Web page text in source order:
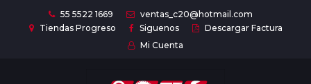
55 5522 1669
ventas_c20@hotmail.com
Tiendas Progreso
Siguenos
Descargar Factura
Mi Cuenta